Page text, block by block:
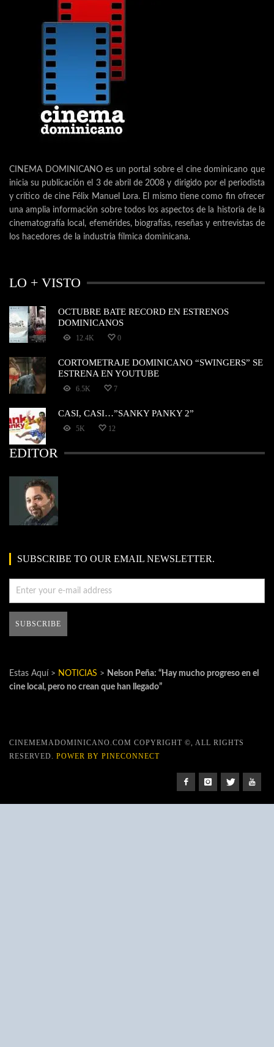
CINEMA DOMINICANO es un portal sobre el cine dominicano que
inicia su publicación el 3 de abril de 2008 y dirigido por el periodista
y crítico de cine Félix Manuel Lora. El mismo tiene como fin ofrecer
una amplia información sobre todos los aspectos de la historia de la
cinematografía local, efemérides, biografías, reseñas y entrevistas de
los hacedores de la industria fílmica dominicana.
LO + VISTO
OCTUBRE BATE RECORD EN ESTRENOS
DOMINICANOS
12.4K 0
CORTOMETRAJE DOMINICANO “SWINGERS” SE
ESTRENA EN YOUTUBE
6.5K 7
CASI, CASI…”SANKY PANKY 2”
5K 12
EDITOR
SUBSCRIBE TO OUR EMAIL NEWSLETTER.
Estas Aquí > NOTICIAS > Nelson Peña: “Hay mucho progreso en el
cine local, pero no crean que han llegado”
CINEMEMADOMINICANO.COM COPYRIGHT ©, ALL RIGHTS
RESERVED. POWER BY PINECONNECT